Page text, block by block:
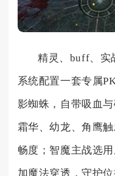
精灵、buff、实
系统配置一套专属
影蜘蛛，自带吸血
霜华、幼龙、角鹰
畅度；智魔主战选
加魔法穿透，守护